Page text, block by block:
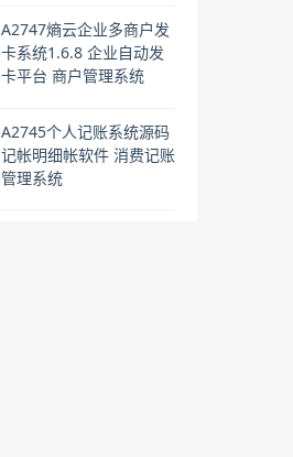
A2747熵云企业多商户发
卡系统1.6.8 企业自动发
卡平台 商户管理系统
A2745个人记账系统源码
记帐明细帐软件 消费记账
管理系统